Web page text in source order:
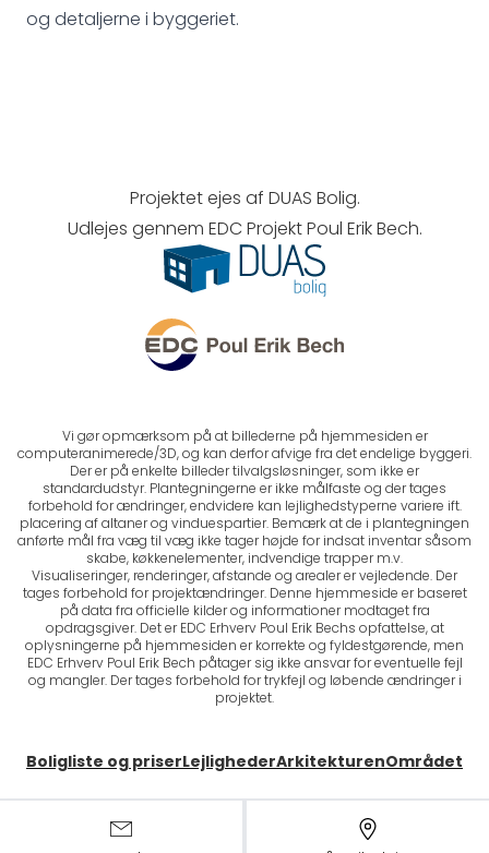
og detaljerne i byggeriet.
Projektet ejes af DUAS Bolig.
Udlejes gennem EDC Projekt Poul Erik Bech.
Vi gør opmærksom på at billederne på hjemmesiden er
computeranimerede/3D, og kan derfor afvige fra det endelige byggeri.
Der er på enkelte billeder tilvalgsløsninger, som ikke er
standardudstyr. Plantegningerne er ikke målfaste og der tages
forbehold for ændringer, endvidere kan lejlighedstyperne variere ift.
placering af altaner og vinduespartier. Bemærk at de i plantegningen
anførte mål fra væg til væg ikke tager højde for indsat inventar såsom
skabe, køkkenelementer, indvendige trapper m.v.
Visualiseringer, renderinger, afstande og arealer er vejledende. Der
tages forbehold for projektændringer. Denne hjemmeside er baseret
på data fra officielle kilder og informationer modtaget fra
opdragsgiver. Det er EDC Erhverv Poul Erik Bechs opfattelse, at
oplysningerne på hjemmesiden er korrekte og fyldestgørende, men
EDC Erhverv Poul Erik Bech påtager sig ikke ansvar for eventuelle fejl
og mangler. Der tages forbehold for trykfejl og løbende ændringer i
projektet.
Boligliste og priserLejlighederArkitekturenOmrådet